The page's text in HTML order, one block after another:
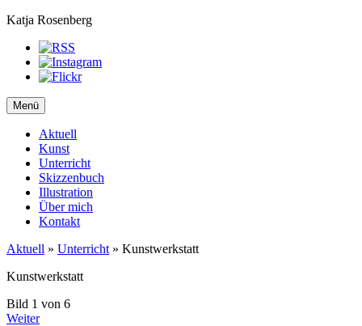
Katja Rosenberg
Menü
Aktuell
Kunst
Unterricht
Skizzenbuch
Illustration
Über mich
Kontakt
Aktuell » Unterricht » Kunstwerkstatt
Kunstwerkstatt
Bild 1 von 6
Weiter